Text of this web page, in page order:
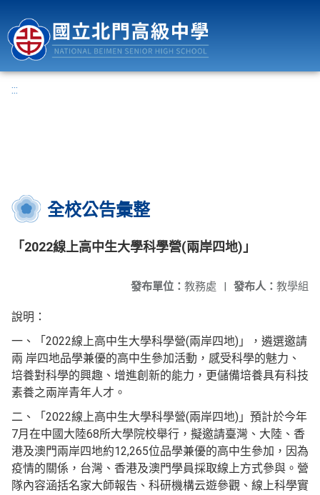
:::
全校公告彙整
「2022線上高中生大學科學營(兩岸四地)」
發布人： 教學組
發布單位： 教務處 |
說明：
一、「2022線上高中生大學科學營(兩岸四地)」，遴選邀請
兩 岸四地品學兼優的高中生參加活動，感受科學的魅力、
培養對科學的興趣、增進創新的能力，更儲備培養具有科技
素養之兩岸青年人才。
二、「2022線上高中生大學科學營(兩岸四地)」預計於今年
7月在中國大陸68所大學院校舉行，擬邀請臺灣、大陸、香
港及澳門兩岸四地約12,265位品學兼優的高中生參加，因為
疫情的關係，台灣、香港及澳門學員採取線上方式參與。營
隊內容涵括名家大師報告、科研機構云遊參觀、線上科學實